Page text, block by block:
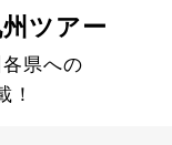
ツアー
県への
！